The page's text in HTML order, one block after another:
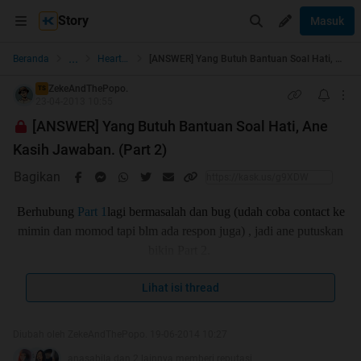
Story Masuk
Beranda ... Heart to Heart
TS ZekeAndThePopo.
[ANSWER] Yang Butuh Bantuan Soal Hati, Ane
Kasih Jawaban. (Part 2)
Bagikan
Berhubung Part 1 lagi bermasalah dan bug (udah coba contact ke
mimin dan momod tapi blm ada respon juga) , jadi ane putuskan
page 32 dan postingan pertanyaan terbaru dari agan2 gak bisa
Lihat isi thread